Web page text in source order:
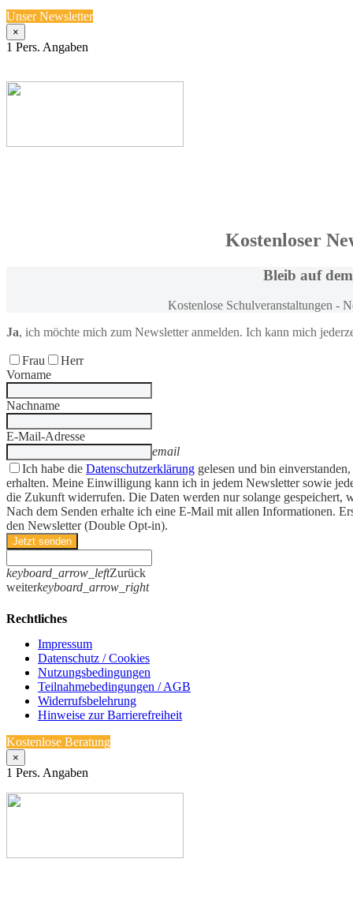
Unser Newsletter
×
1 Pers. Angaben
Kostenloser
Bleib auf
Kostenlose Schulveranstaltungen -
Ja, ich möchte mich zum Newsletter anmelden. Ich kann mich
Frau
Herr
Vorname
Nachname
E-Mail-Adresse
email
Ich habe die Datenschutzerklärung gelesen und bin
erhalten. Meine Einwilligung kann ich in jedem Newsletter sowie
die Zukunft widerrufen. Die Daten werden nur solange gespeichert,
Nach dem Senden erhalte ich eine E-Mail mit allen Informationen.
den Newsletter (Double Opt-in).
Jetzt senden
keyboard_arrow_leftZurück
weiterkeyboard_arrow_right
Rechtliches
Impressum
Datenschutz / Cookies
Nutzungsbedingungen
Teilnahmebedingungen / AGB
Widerrufsbelehrung
Hinweise zur Barrierefreiheit
Kostenlose Beratung
×
1 Pers. Angaben